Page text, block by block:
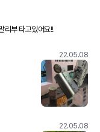
리부 타고있어요!!
22.05.08
22.05.08